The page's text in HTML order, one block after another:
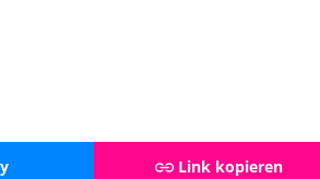
Link kopieren